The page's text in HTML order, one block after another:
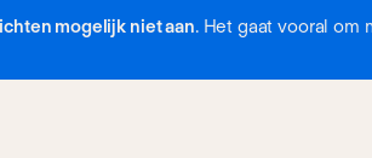
mogelijk niet aan. Het gaat vooral om